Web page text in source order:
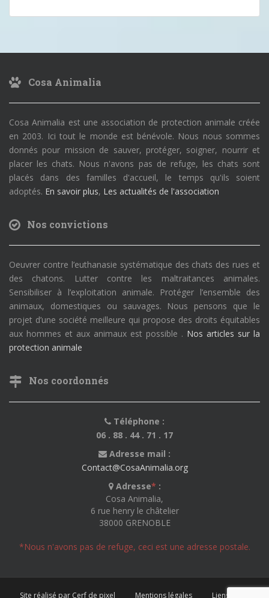
Cosa Animalia
Cosa Animalia est une association de protection animale créée
en 2003. Ici tout le monde est bénévole. Nous nous sommes
donnés pour mission de sauver, protéger, soigner, nourrir et
placer les chats. Nous n'avons pas de refuge, les chats sont
placés dans des familles d'accueil, le temps qu'ils soient
adoptés. En savoir plus, Les actualités de l'association
Nos convictions
Oeuvrer contre l’euthanasie systématique des chats des rues et
des chatons. Lutter contre les maltraitances animales.
Sensibiliser à l’exploitation animale. Protéger l’ensemble des
animaux, domestiques ou sauvages. Nous pensons que le
projet d’une société meilleure qui propose des droits équitables
aux hommes et aux animaux est possible . Nos articles sur la
protection animale
Nos coordonnés
Téléphone :
06 . 88 . 44 . 71 . 17
Adresse mail :
Contact@CosaAnimalia.org
Adresse* :
Cosa Animalia,
6 rue henry le châtelier
38000 GRENOBLE
*Nous n'avons pas de refuge, ceci est une adresse postale.
Site réalisé par Cerf de pixel Mentions légales Liens utiles